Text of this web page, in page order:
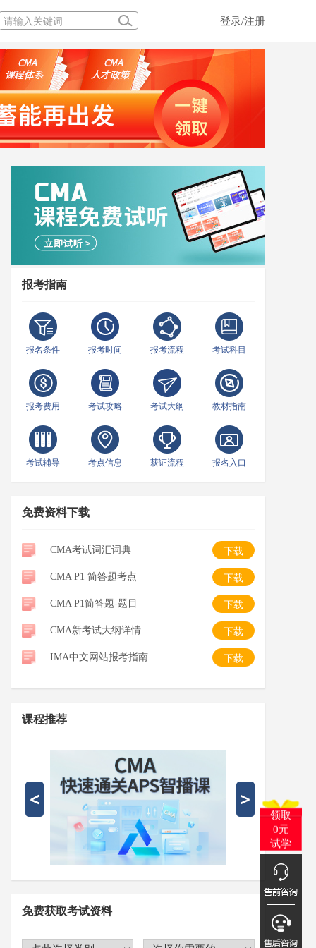
登录/注册
报考指南
报名条件 报考时间 报考流程 考试科目
报考费用 考试攻略 考试大纲 教材指南
考试辅导 考点信息 获证流程 报名入口
免费资料下载
CMA考试词汇词典 下载
CMA P1 简答题考点 下载
CMA P1简答题-题目 下载
CMA新考试大纲详情 下载
IMA中文网站报考指南 下载
课程推荐
免费获取考试资料
领取
0元
试学